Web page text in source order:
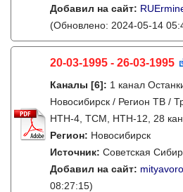
Добавил на сайт:
(Обновлено: 2024-05-14
20-03-1995 - 26-03-1995
Каналы [6]: 1 канал
Новосибирск / Регион ТВ /
НТН-4, ТСМ, НТН-12, 28
Регион: Новосибирск
Источник: Советская
Добавил на сайт:
08:27:15)